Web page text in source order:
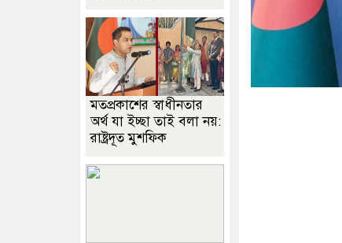
মতপ্রকাশের স্বাধীনতার
অর্থ যা ইচ্ছা তাই বলা নয়:
রাষ্ট্রদূত মুশফিক